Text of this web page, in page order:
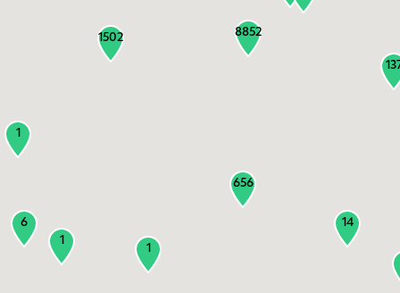
8852
1502
14
656
6
1 1
1